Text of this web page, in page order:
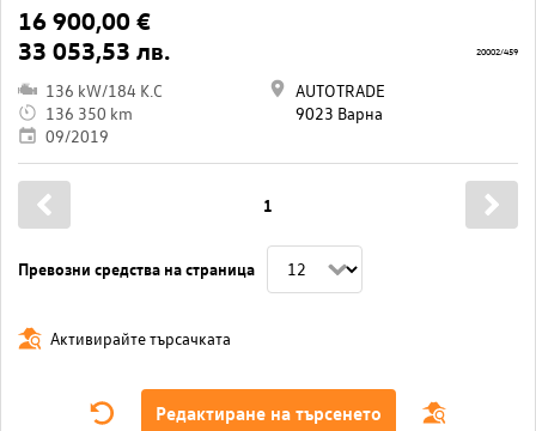
16 900,00 €
33 053,53 лв.
136 kW/184 K.C
136 350 km
09/2019
AUTOTRADE
9023 Варна
20002/459
Превозни средства на страница
1
Активирайте търсачката
Редактиране на търсенето